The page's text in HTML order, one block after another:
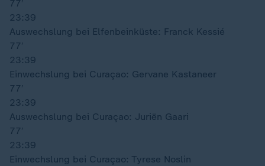
77′
23:39
Auswechslung bei Elfenbeinküste: Franck Kessié
77′
23:39
Einwechslung bei Curaçao: Gervane Kastaneer
77′
23:39
Auswechslung bei Curaçao: Juriën Gaari
77′
23:39
Einwechslung bei Curaçao: Tyrese Noslin